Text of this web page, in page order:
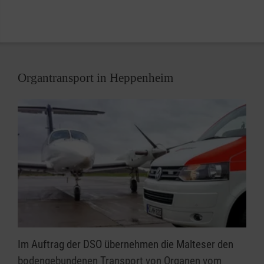
Organtransport in Heppenheim
Im Auftrag der DSO übernehmen die Malteser den
bodengebundenen Transport von Organen vom